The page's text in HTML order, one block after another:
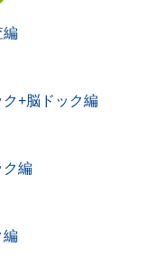
編
ク+脳ドック編
ク編
編